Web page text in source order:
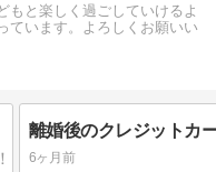
もと楽しく過ごしていけるよ
ています。よろしくお願いい
6ヶ月前